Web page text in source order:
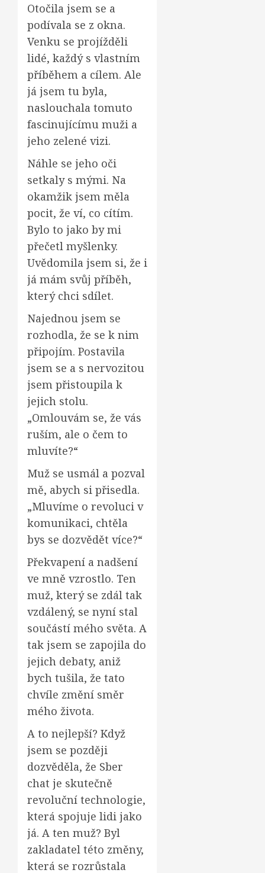
Otočila jsem se a
podívala se z okna.
Venku se projížděli
lidé, každý s vlastním
příběhem a cílem. Ale
já jsem tu byla,
naslouchala tomuto
fascinujícímu muži a
jeho zelené vizi.
Náhle se jeho oči
setkaly s mými. Na
okamžik jsem měla
pocit, že ví, co cítím.
Bylo to jako by mi
přečetl myšlenky.
Uvědomila jsem si, že i
já mám svůj příběh,
který chci sdílet.
Najednou jsem se
rozhodla, že se k nim
připojím. Postavila
jsem se a s nervozitou
jsem přistoupila k
jejich stolu.
„Omlouvám se, že vás
ruším, ale o čem to
mluvíte?“
Muž se usmál a pozval
mě, abych si přisedla.
„Mluvíme o revoluci v
komunikaci, chtěla
bys se dozvědět více?“
Překvapení a nadšení
ve mně vzrostlo. Ten
muž, který se zdál tak
vzdálený, se nyní stal
součástí mého světa. A
tak jsem se zapojila do
jejich debaty, aniž
bych tušila, že tato
chvíle změní směr
mého života.
A to nejlepší? Když
jsem se později
dozvěděla, že Sber
chat je skutečně
revoluční technologie,
která spojuje lidi jako
já. A ten muž? Byl
zakladatel této změny,
která se rozrůstala